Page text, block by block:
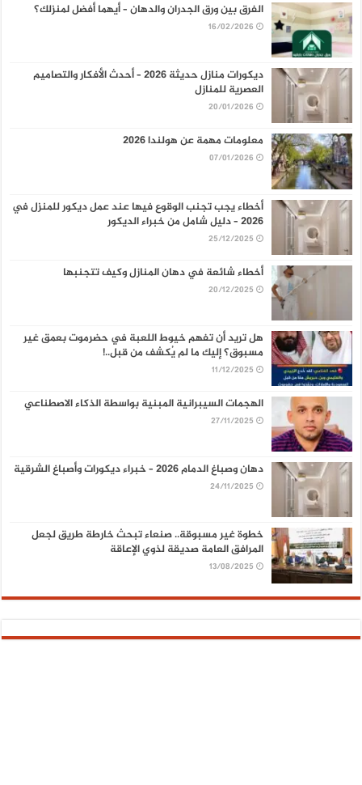
الفرق بين ورق الجدران والدهان – أيهما أفضل لمنزلك؟
16/02/2026
ديكورات منازل حديثة 2026 – أحدث الأفكار والتصاميم
العصرية للمنازل
20/01/2026
معلومات مهمة عن هولندا 2026
07/01/2026
أخطاء يجب تجنب الوقوع فيها عند عمل ديكور للمنزل في
2026 – دليل شامل من خبراء الديكور
25/12/2025
أخطاء شائعة في دهان المنازل وكيف تتجنبها
20/12/2025
هل تريد أن تفهم خيوط اللعبة في حضرموت بعمق غير
مسبوق؟ إليك ما لم يُكشف من قبل..!
11/12/2025
الهجمات السيبرانية المبنية بواسطة الذكاء الاصطناعي
27/11/2025
دهان وصباغ الدمام 2026 – خبراء ديكورات وأصباغ الشرقية
24/11/2025
خطوة غير مسبوقة.. صنعاء تبحث خارطة طريق لجعل
المرافق العامة صديقة لذوي الإعاقة
13/08/2025